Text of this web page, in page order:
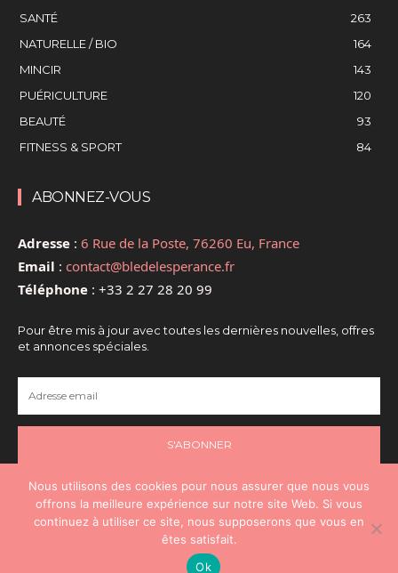
SANTÉ
263
NATURELLE / BIO
164
MINCIR
143
PUÉRICULTURE
120
BEAUTÉ
93
FITNESS & SPORT
84
ABONNEZ-VOUS
Adresse : 6 Rue de la Poste, 76260 Eu, France
Email : contact@bledelesperance.fr
Téléphone : +33 2 27 28 20 99
Pour être mis à jour avec toutes les dernières nouvelles, offres
et annonces spéciales.
S'ABONNER
@2024 - Tous droits réservés - @Santé
Espérance
Nous utilisons des cookies pour nous assurer que nous vous
offrons la meilleure expérience sur notre site Web. Si vous
continuez à utiliser ce site, nous supposerons que vous en
êtes satisfait.
Ok